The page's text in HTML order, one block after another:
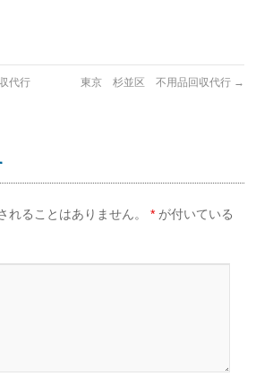
代行 東京 杉並区 不用品回収代行 →
れることはありません。 * が付いている